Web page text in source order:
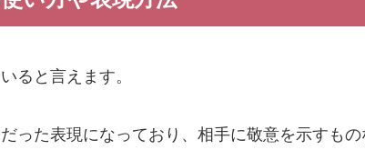
ると言えます。
った表現になっており、相手に敬意を示すもの